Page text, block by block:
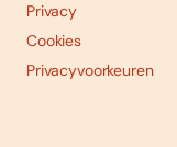
Privacy
Cookies
Privacyvoorkeuren